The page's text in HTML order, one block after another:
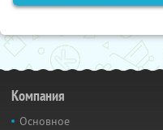
Компания
Основное